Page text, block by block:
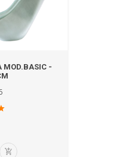
MOD.BASIC -